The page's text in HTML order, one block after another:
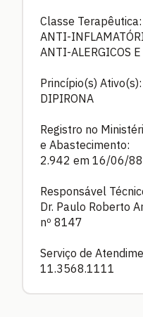
Classe Terapêutica:
ANTI-
ANTI-ALERGICOS
Princípio(s) Ativo(s):
DIPIRONA
Registro no
e Abastecimento:
2.942 em 16/06/
Responsável
Dr. Paulo Roberto
nº 8147
Serviço de
11.3568.1111